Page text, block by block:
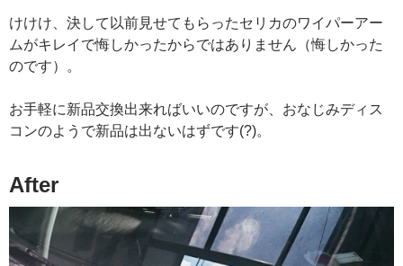
けけけ、決して以前見せてもらったセリカのワイパーアー
ムがキレイで悔しかったからではありません（悔しかった
のです）。
お手軽に新品交換出来ればいいのですが、おなじみディス
コンのようで新品は出ないはずです(?)。
After